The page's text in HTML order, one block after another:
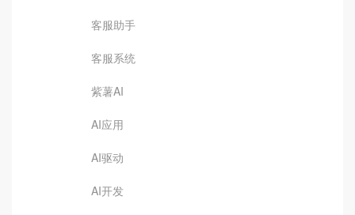
客服助手
客服系统
紫薯AI
AI应用
AI驱动
AI开发